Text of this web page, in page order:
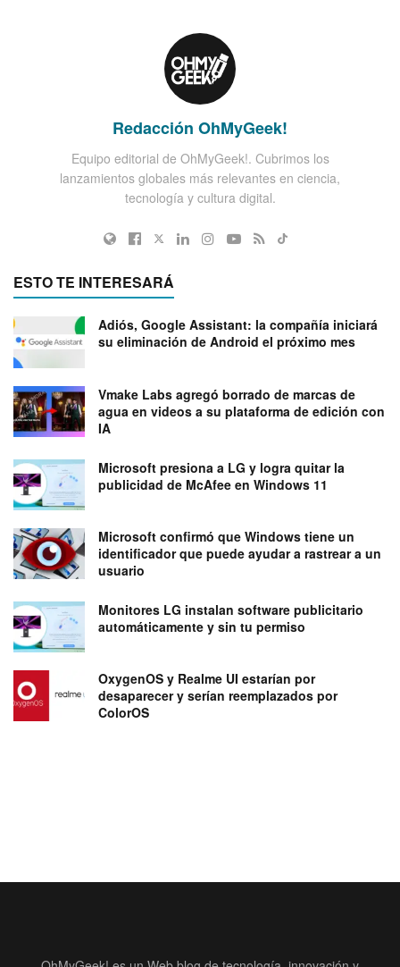
Redacción OhMyGeek!
Equipo editorial de OhMyGeek!. Cubrimos los
lanzamientos globales más relevantes en ciencia,
tecnología y cultura digital.
ESTO TE INTERESARÁ
Adiós, Google Assistant: la compañía iniciará
su eliminación de Android el próximo mes
Vmake Labs agregó borrado de marcas de
agua en videos a su plataforma de edición con
IA
Microsoft presiona a LG y logra quitar la
publicidad de McAfee en Windows 11
Microsoft confirmó que Windows tiene un
identificador que puede ayudar a rastrear a un
usuario
Monitores LG instalan software publicitario
automáticamente y sin tu permiso
OxygenOS y Realme UI estarían por
desaparecer y serían reemplazados por
ColorOS